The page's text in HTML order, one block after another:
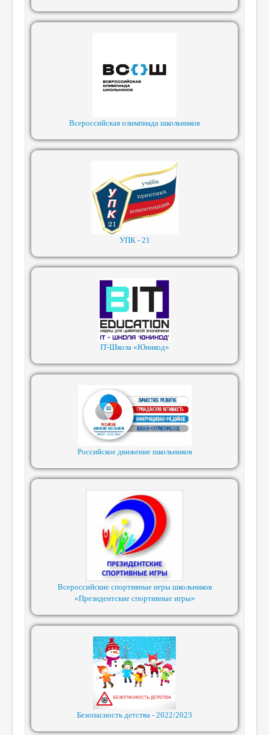
Всероссийская олимпиада школьников
УПК - 21
IT-Школа «Юникод»
Российское движение школьников
Всероссийские спортивные игры школьников
«Президентские спортивные игры»
Безопасность детства - 2022/2023